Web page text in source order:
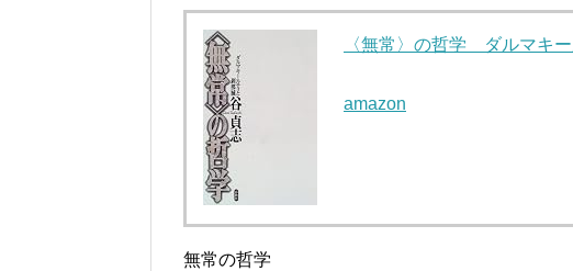
〈無常〉の哲学 ダルマキ
amazon
無常の哲学